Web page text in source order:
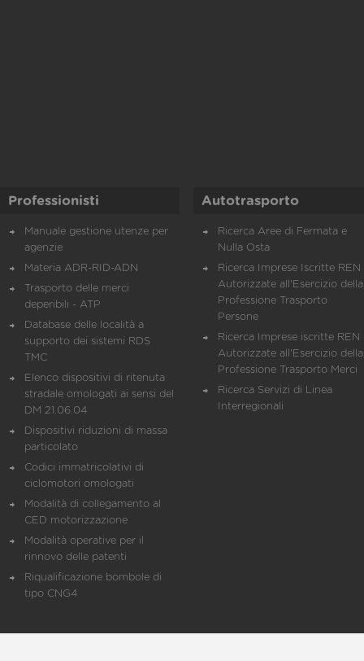
Professionisti
Manuale gestione utenze per
agenzie
Materia ADR-RID-ADN
Trasporto delle merci
deperibili - ATP
Database delle località a
supporto dei sistemi RDS
TMC
Elenco dispositivi di ritenuta
stradale omologati ai sensi del
DM 21.06.04
Dispositivi riduzioni di massa
particolato
Codici immatricolativi di
ciclomotori omologati
Modalità di collegamento al
CED motorizzazione
Modalità operative per il
rinnovo delle patenti
Riqualificazione bombole di
tipo CNG4
Autotrasporto
Ricerca Aree di Fermata e
Nulla Osta
Ricerca Imprese Iscritte REN
Autorizzate all'Esercizio della
Professione Trasporto
Persone
Ricerca Imprese iscritte REN
Autorizzate all'Esercizio della
Professione Trasporto Merci
Ricerca Servizi di Linea
Interregionali